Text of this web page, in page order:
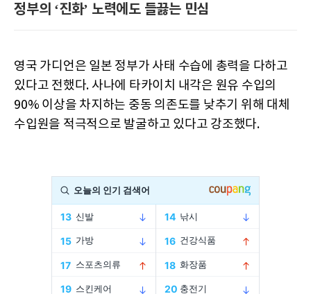
정부의 ‘진화’ 노력에도 들끓는 민심
영국 가디언은 일본 정부가 사태 수습에 총력을 다하고
있다고 전했다. 사나에 타카이치 내각은 원유 수입의
90% 이상을 차지하는 중동 의존도를 낮추기 위해 대체
수입원을 적극적으로 발굴하고 있다고 강조했다.